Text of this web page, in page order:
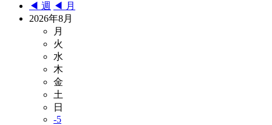
◀︎ 週 ◀︎ 月
2026年8月
月
火
水
木
金
土
日
-5